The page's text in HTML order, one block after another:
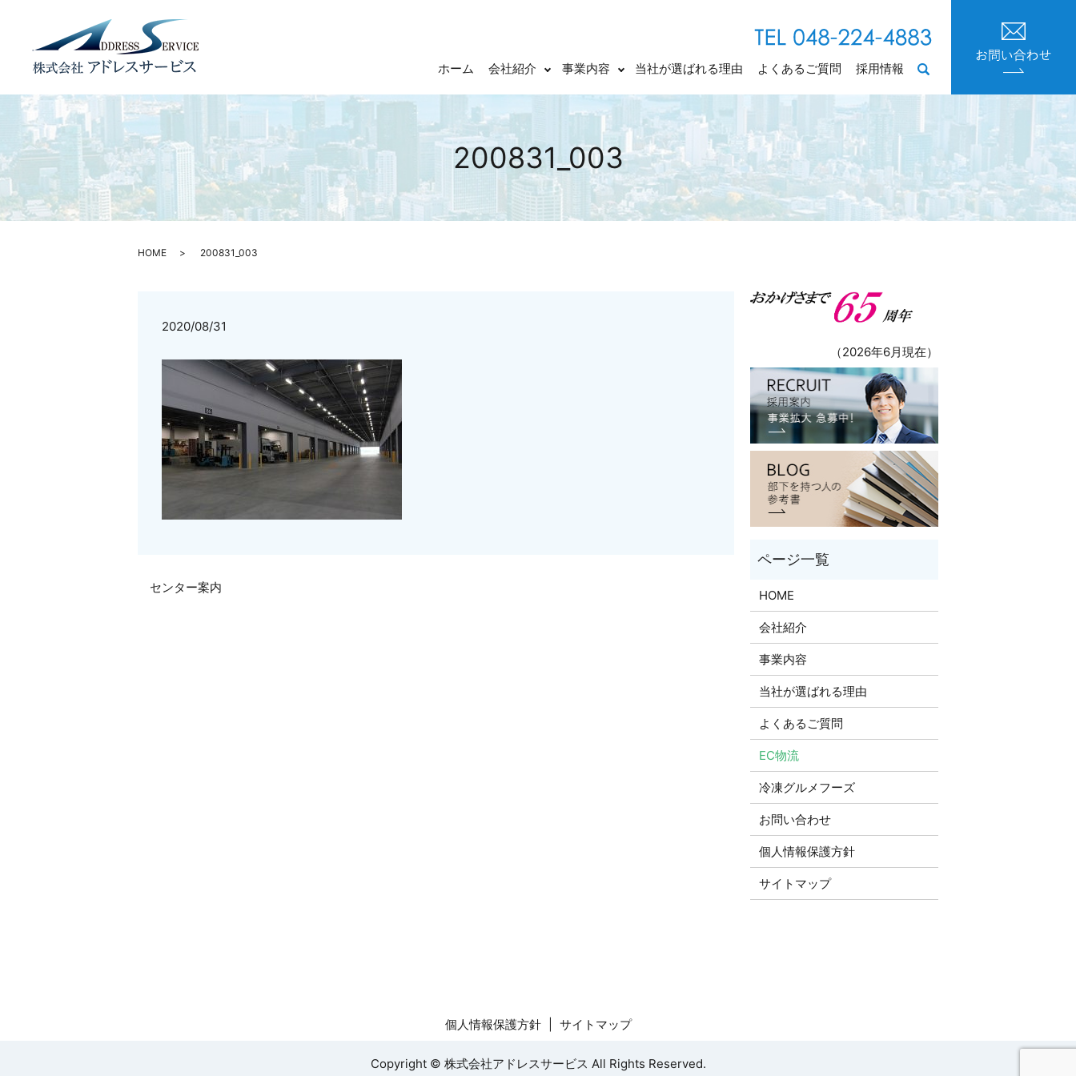
ホーム 会社紹介 事業内容 当社が選ばれる理由 よくあるご質問 採用情報 search
200831_003
HOME 200831_003
2020/08/31
センター案内
（2026年6月現在）
HOME
会社紹介
事業内容
当社が選ばれる理由
よくあるご質問
EC物流
冷凍グルメフーズ
お問い合わせ
個人情報保護方針
サイトマップ
個人情報保護方針 サイトマップ
Copyright © 株式会社アドレスサービス All Rights Reserved.